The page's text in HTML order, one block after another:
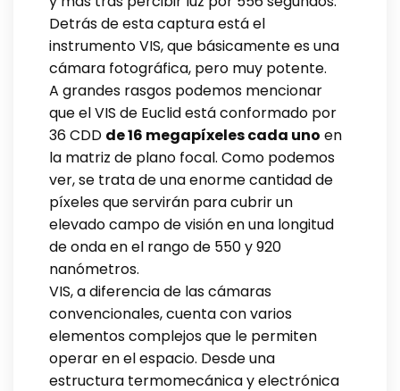
Detrás de esta captura está el
instrumento VIS, que básicamente es una
cámara fotográfica, pero muy potente.
A grandes rasgos podemos mencionar
que el VIS de Euclid está conformado por
36 CDD de 16 megapíxeles cada uno en
la matriz de plano focal. Como podemos
ver, se trata de una enorme cantidad de
píxeles que servirán para cubrir un
elevado campo de visión en una longitud
de onda en el rango de 550 y 920
nanómetros.
VIS, a diferencia de las cámaras
convencionales, cuenta con varios
elementos complejos que le permiten
operar en el espacio. Desde una
estructura termomecánica y electrónica